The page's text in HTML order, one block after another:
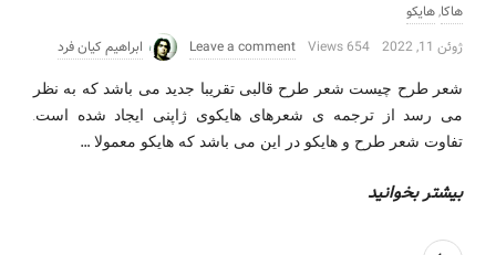
هاکا,هایکو
ژوئن 11, 2022
654 Views
Leave a comment ابراهیم کیان فرد
شعر طرح چیست شعر طرح قالبی تقریبا جدید می باشد که به نظر
می رسد از ترجمه ی شعرهای هایکوی ژاپنی ایجاد شده است.
تفاوت شعر طرح و هایکو در این می باشد که هایکو معمولا …
بیشتر بخوانید